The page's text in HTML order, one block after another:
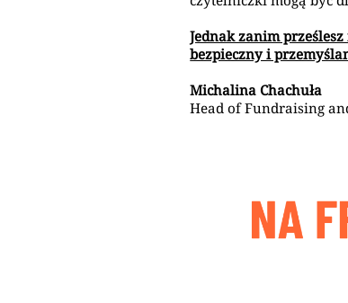
Jednak zanim
bezpieczny i
Michalina Chachuła
Head of Fundraising